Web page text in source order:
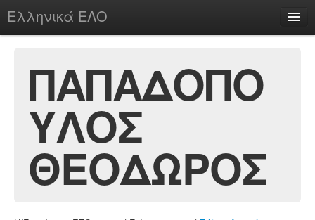
Ελληνικά ΕΛΟ
chesstu.be @ discord
ΠΑΠΑΔΟΠΟ
ΥΛΟΣ
ΘΕΟΔΩΡΟΣ